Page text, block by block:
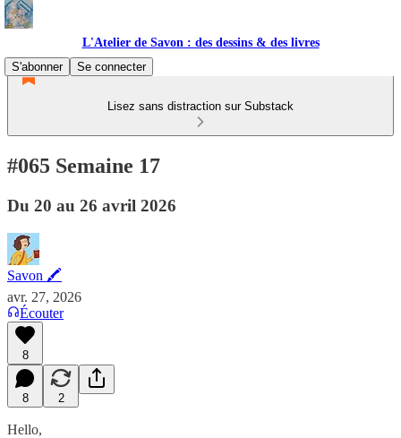
L'Atelier de Savon : des dessins & des livres
S'abonner
Se connecter
Lisez sans distraction sur Substack
#065 Semaine 17
Du 20 au 26 avril 2026
Savon 🖍
avr. 27, 2026
Écouter
8
8 2
Hello,